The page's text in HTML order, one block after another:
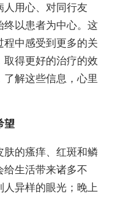
人用心、对同行友
终以患者为中心。这
中感受到更多的关
得更好的治疗的效
解这些信息，心里
望
肤的瘙痒、红斑和鳞
给生活带来诸多不
异样的眼光；晚上